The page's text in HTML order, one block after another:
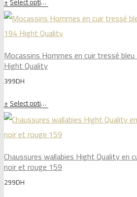
Mocassins Hommes en cuir tressé
Hight Quality
399DH
Select options
Chaussures wallabies Hight Quality en
noir et rouge 159
299DH